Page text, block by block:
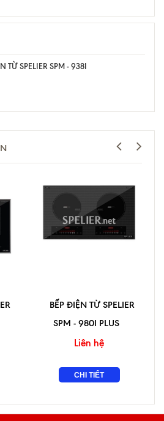
TỪ SPELIER SPM - 938I
BẾP ĐIỆN TỪ SPELIER
SPM - 980I PLUS
Liên hệ
CHI TIẾT